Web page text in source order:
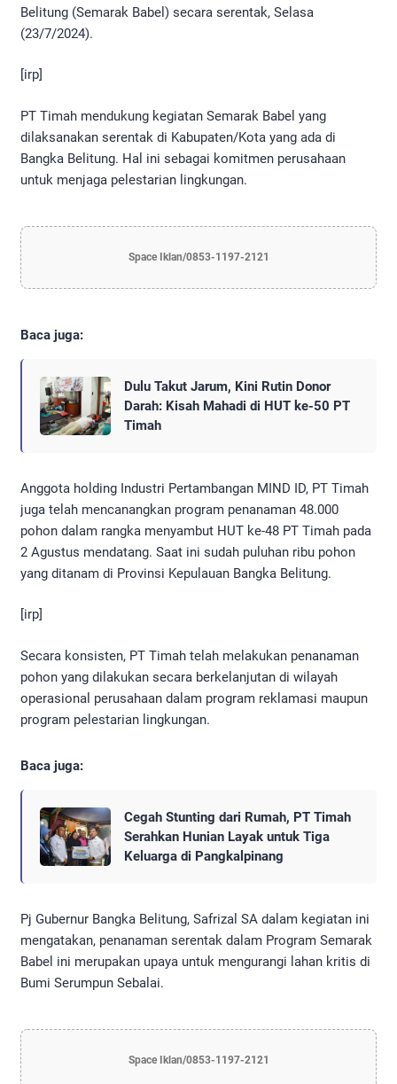
Belitung (Semarak Babel) secara serentak, Selasa
(23/7/2024).
[irp]
PT Timah mendukung kegiatan Semarak Babel yang
dilaksanakan serentak di Kabupaten/Kota yang ada di
Bangka Belitung. Hal ini sebagai komitmen perusahaan
untuk menjaga pelestarian lingkungan.
Space Iklan/0853-1197-2121
Baca juga:
Dulu Takut Jarum, Kini Rutin Donor
Darah: Kisah Mahadi di HUT ke-50 PT
Timah
Anggota holding Industri Pertambangan MIND ID, PT Timah
juga telah mencanangkan program penanaman 48.000
pohon dalam rangka menyambut HUT ke-48 PT Timah pada
2 Agustus mendatang. Saat ini sudah puluhan ribu pohon
yang ditanam di Provinsi Kepulauan Bangka Belitung.
[irp]
Secara konsisten, PT Timah telah melakukan penanaman
pohon yang dilakukan secara berkelanjutan di wilayah
operasional perusahaan dalam program reklamasi maupun
program pelestarian lingkungan.
Baca juga:
Cegah Stunting dari Rumah, PT Timah
Serahkan Hunian Layak untuk Tiga
Keluarga di Pangkalpinang
Pj Gubernur Bangka Belitung, Safrizal SA dalam kegiatan ini
mengatakan, penanaman serentak dalam Program Semarak
Babel ini merupakan upaya untuk mengurangi lahan kritis di
Bumi Serumpun Sebalai.
Space Iklan/0853-1197-2121